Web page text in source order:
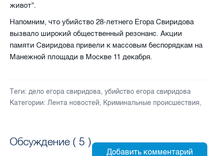
живот".
Напомним, что убийство 28-летнего Егора Свиридова
вызвало широкий общественный резонанс. Акции
памяти Свиридова привели к массовым беспорядкам на
Манежной площади в Москве 11 декабря.
Теги: дело егора свиридова, убийство егора свиридова
Категории: Лента новостей, Криминальные происшествия,
Обсуждение ( 5 )